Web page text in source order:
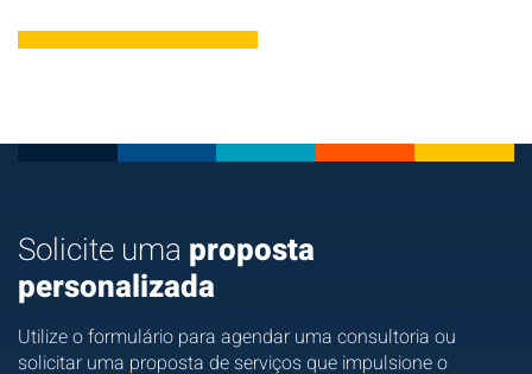
Solicite uma proposta
personalizada
Utilize o formulário para agendar uma consultoria ou
solicitar uma proposta de serviços que impulsione o